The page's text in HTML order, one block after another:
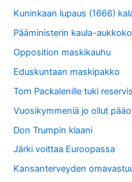
Kuninkaan lupaus (1666)
Pääministerin kaula-
Opposition maskikauhu
Eduskuntaan maskipakko
Tom Packalenille tuki
Vuosikymmeniä jo ollut
Don Trumpin klaani
Järki voittaa Euroopassa
Kansanterveyden